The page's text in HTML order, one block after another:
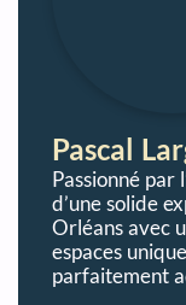
Pascal
Passionné
d’une solide
Orléans avec
espaces
parfaitement